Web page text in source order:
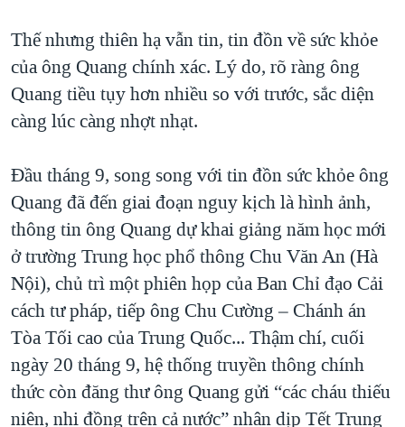
Thế nhưng thiên hạ vẫn tin, tin đồn về sức khỏe
của ông Quang chính xác. Lý do, rõ ràng ông
Quang tiều tụy hơn nhiều so với trước, sắc diện
càng lúc càng nhợt nhạt.
Đầu tháng 9, song song với tin đồn sức khỏe ông
Quang đã đến giai đoạn nguy kịch là hình ảnh,
thông tin ông Quang dự khai giảng năm học mới
ở trường Trung học phổ thông Chu Văn An (Hà
Nội), chủ trì một phiên họp của Ban Chỉ đạo Cải
cách tư pháp, tiếp ông Chu Cường – Chánh án
Tòa Tối cao của Trung Quốc... Thậm chí, cuối
ngày 20 tháng 9, hệ thống truyền thông chính
thức còn đăng thư ông Quang gửi “các cháu thiếu
niên, nhi đồng trên cả nước” nhân dịp Tết Trung